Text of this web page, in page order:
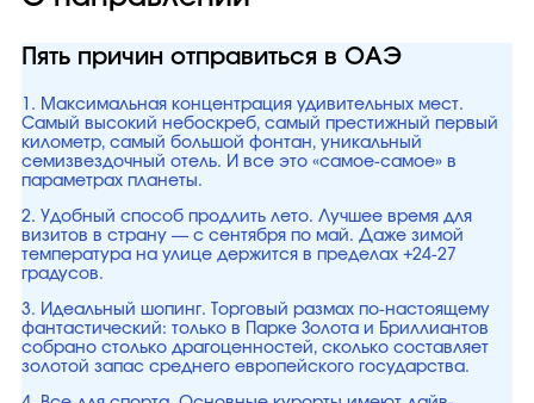
Пять причин отправиться в ОАЭ
1. Максимальная концентрация удивительных мест.
Самый высокий небоскреб, самый престижный первый
километр, самый большой фонтан, уникальный
семизвездочный отель. И все это «самое-самое» в
параметрах планеты.
2. Удобный способ продлить лето. Лучшее время для
визитов в страну — с сентября по май. Даже зимой
температура на улице держится в пределах +24-27
градусов.
3. Идеальный шопинг. Торговый размах по-настоящему
фантастический: только в Парке Золота и Бриллиантов
собрано столько драгоценностей, сколько составляет
золотой запас среднего европейского государства.